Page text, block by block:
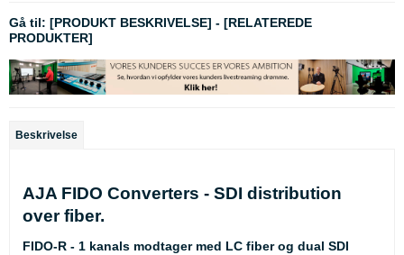
Gå til: [PRODUKT BESKRIVELSE] - [RELATEREDE
PRODUKTER]
Beskrivelse
AJA FIDO Converters - SDI distribution
over fiber.
FIDO-R - 1 kanals modtager med LC fiber og dual SDI